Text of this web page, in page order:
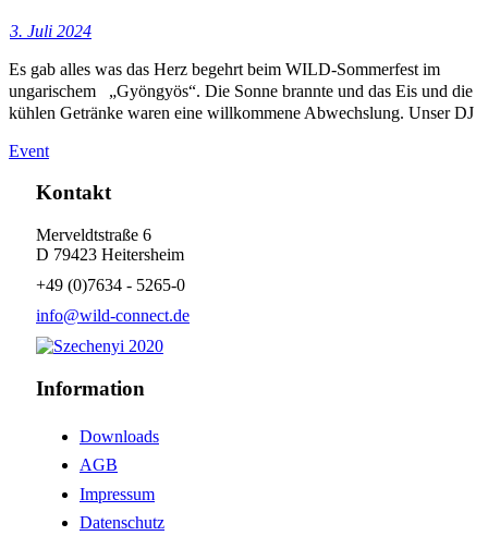
3. Juli 2024
Es gab alles was das Herz begehrt beim WILD-Sommerfest im
ungarischem „Gyöngyös“. Die Sonne brannte und das Eis und die
kühlen Getränke waren eine willkommene Abwechslung. Unser DJ
Event
Kontakt
Merveldtstraße 6
D 79423 Heitersheim
+49 (0)7634 - 5265-0
info@wild-connect.de
Information
Downloads
AGB
Impressum
Datenschutz